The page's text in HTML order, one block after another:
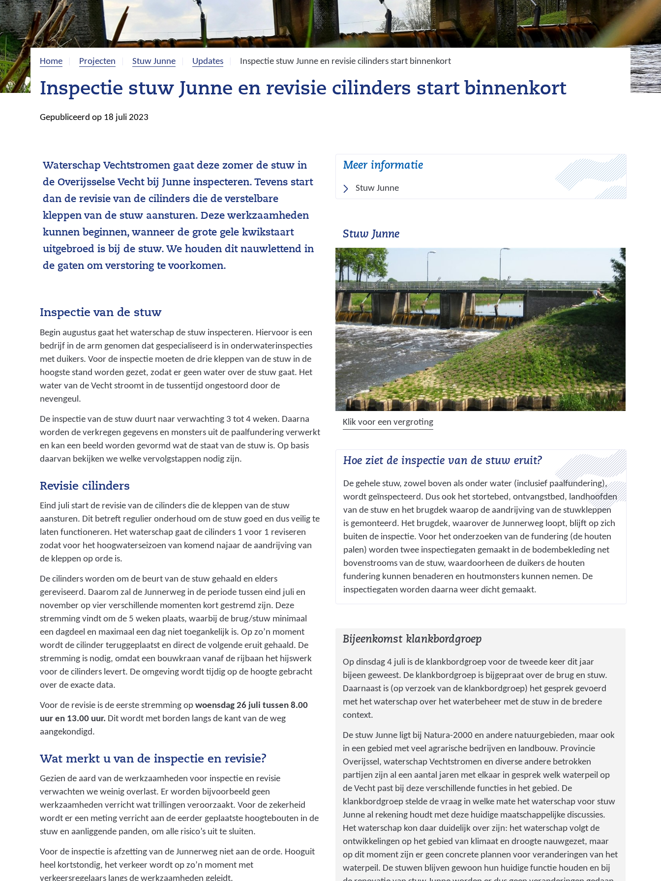
Home Projecten Stuw Junne Updates Inspectie stuw Junne en revisie cilinders start binnenkort
Inspectie stuw Junne en revisie cilinders start binnenkort
Gepubliceerd op 18 juli 2023
Waterschap Vechtstromen gaat deze zomer de stuw in
de Overijsselse Vecht bij Junne inspecteren. Tevens start
dan de revisie van de cilinders die de verstelbare
kleppen van de stuw aansturen. Deze werkzaamheden
kunnen beginnen, wanneer de grote gele kwikstaart
uitgebroed is bij de stuw. We houden dit nauwlettend in
de gaten om verstoring te voorkomen.
Inspectie van de stuw
Begin augustus gaat het waterschap de stuw inspecteren. Hiervoor is een
bedrijf in de arm genomen dat gespecialiseerd is in onderwaterinspecties
met duikers. Voor de inspectie moeten de drie kleppen van de stuw in de
hoogste stand worden gezet, zodat er geen water over de stuw gaat. Het
water van de Vecht stroomt in de tussentijd ongestoord door de
nevengeul.
De inspectie van de stuw duurt naar verwachting 3 tot 4 weken. Daarna
worden de verkregen gegevens en monsters uit de paalfundering verwerkt
en kan een beeld worden gevormd wat de staat van de stuw is. Op basis
daarvan bekijken we welke vervolgstappen nodig zijn.
Revisie cilinders
Eind juli start de revisie van de cilinders die de kleppen van de stuw
aansturen. Dit betreft regulier onderhoud om de stuw goed en dus veilig te
laten functioneren. Het waterschap gaat de cilinders 1 voor 1 reviseren
zodat voor het hoogwaterseizoen van komend najaar de aandrijving van
de kleppen op orde is.
De cilinders worden om de beurt van de stuw gehaald en elders
gereviseerd. Daarom zal de Junnerweg in de periode tussen eind juli en
november op vier verschillende momenten kort gestremd zijn. Deze
stremming vindt om de 5 weken plaats, waarbij de brug/stuw minimaal
een dagdeel en maximaal een dag niet toegankelijk is. Op zo’n moment
wordt de cilinder teruggeplaatst en direct de volgende eruit gehaald. De
stremming is nodig, omdat een bouwkraan vanaf de rijbaan het hijswerk
voor de cilinders levert. De omgeving wordt tijdig op de hoogte gebracht
over de exacte data.
Voor de revisie is de eerste stremming op woensdag 26 juli tussen 8.00
uur en 13.00 uur. Dit wordt met borden langs de kant van de weg
aangekondigd.
Wat merkt u van de inspectie en revisie?
Gezien de aard van de werkzaamheden voor inspectie en revisie
verwachten we weinig overlast. Er worden bijvoorbeeld geen
werkzaamheden verricht wat trillingen veroorzaakt. Voor de zekerheid
wordt er een meting verricht aan de eerder geplaatste hoogtebouten in de
stuw en aanliggende panden, om alle risico’s uit te sluiten.
Voor de inspectie is afzetting van de Junnerweg niet aan de orde. Hooguit
heel kortstondig, het verkeer wordt op zo’n moment met
verkeersregelaars langs de werkzaamheden geleidt.
Meer informatie
Stuw Junne
Stuw Junne
Klik voor een vergroting(
b
e
l
d
i
n
g
:
S
t
J
n
n
e
)
Hoe ziet de inspectie van de stuw eruit?
De gehele stuw, zowel boven als onder water (inclusief paalfundering),
wordt geïnspecteerd. Dus ook het stortebed, ontvangstbed, landhoofden
van de stuw en het brugdek waarop de aandrijving van de stuwkleppen
is gemonteerd. Het brugdek, waarover de Junnerweg loopt, blijft op zich
buiten de inspectie. Voor het onderzoeken van de fundering (de houten
palen) worden twee inspectiegaten gemaakt in de bodembekleding net
bovenstrooms van de stuw, waardoorheen de duikers de houten
fundering kunnen benaderen en houtmonsters kunnen nemen. De
inspectiegaten worden daarna weer dicht gemaakt.
Bijeenkomst klankbordgroep
Op dinsdag 4 juli is de klankbordgroep voor de tweede keer dit jaar
bijeen geweest. De klankbordgroep is bijgepraat over de brug en stuw.
Daarnaast is (op verzoek van de klankbordgroep) het gesprek gevoerd
met het waterschap over het waterbeheer met de stuw in de bredere
context.
De stuw Junne ligt bij Natura-2000 en andere natuurgebieden, maar ook
in een gebied met veel agrarische bedrijven en landbouw. Provincie
Overijssel, waterschap Vechtstromen en diverse andere betrokken
partijen zijn al een aantal jaren met elkaar in gesprek welk waterpeil op
de Vecht past bij deze verschillende functies in het gebied. De
klankbordgroep stelde de vraag in welke mate het waterschap voor stuw
Junne al rekening houdt met deze huidige maatschappelijke discussies.
Het waterschap kon daar duidelijk over zijn: het waterschap volgt de
ontwikkelingen op het gebied van klimaat en droogte nauwgezet, maar
op dit moment zijn er geen concrete plannen voor veranderingen van het
waterpeil. De stuwen blijven gewoon hun huidige functie houden en bij